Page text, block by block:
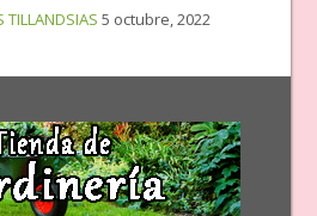
TILLANDSIAS 5 octubre, 2022